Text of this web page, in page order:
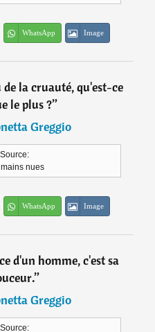
WhatsApp Image
la cruauté, qu'est-ce
le plus ?”
Greggio
Source:
mains nues
WhatsApp Image
d'un homme, c'est sa
”
Greggio
Source: